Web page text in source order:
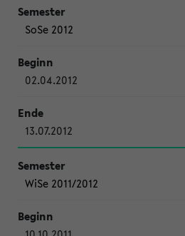
SoSe 2012
02.04.2012
13.07.2012
WiSe 2011/2012